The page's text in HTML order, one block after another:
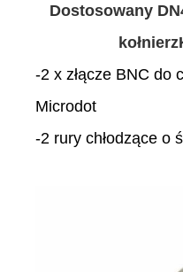
Dostosowany
kołnierz
-2 x złącze BNC do
Microdot
-2 rury chłodzące o